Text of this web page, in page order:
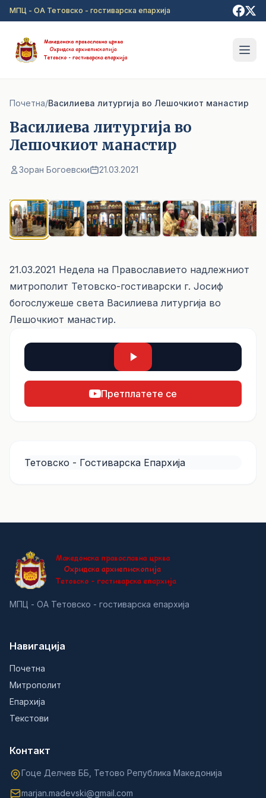
Прејди на главна содржина
МПЦ - ОА Тетовско - гостиварска епархија
Почетна/Василиева литургија во Лешочкиот манастир
Василиева литургија во
Лешочкиот манастир
Зоран Богоевски 21.03.2021
21.03.2021 Недела на Православието надлежниот
митрополит Тетовско-гостиварски г. Јосиф
богослужеше света Василиева литургија во
Лешочкиот манастир.
Претплатете се
Тетовско - Гостиварска Епархија
МПЦ - ОА Тетовско - гостиварска епархија
Навигација
Почетна
Митрополит
Епархија
Текстови
Контакт
Гоце Делчев ББ, Тетово Република Македонија
marjan.madevski@gmail.com